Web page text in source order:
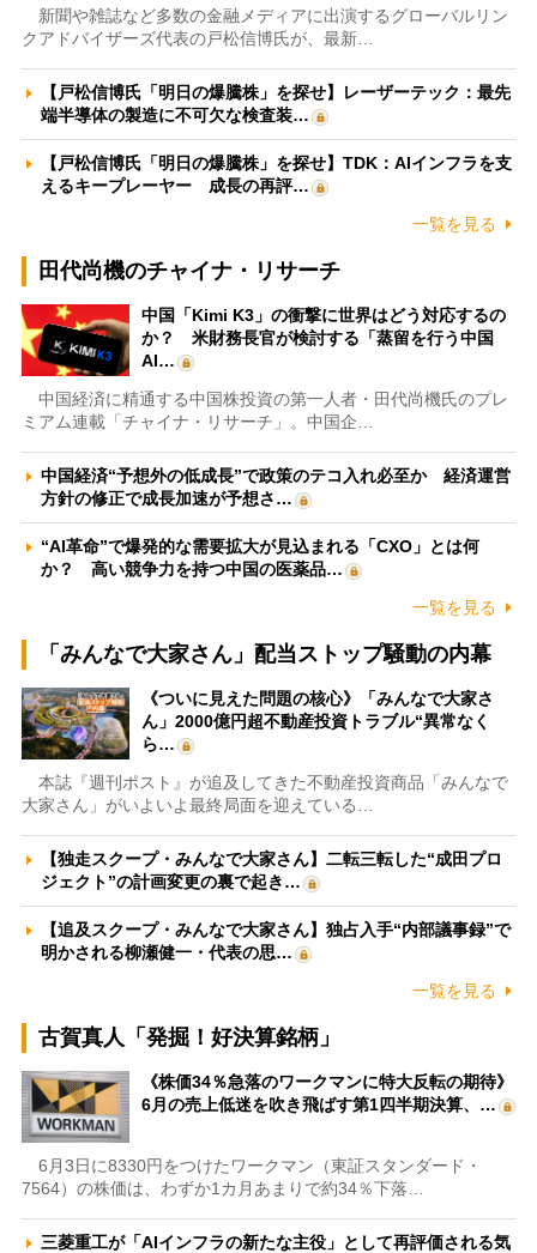
新聞や雑誌など多数の金融メディアに出演するグローバルリン
クアドバイザーズ代表の戸松信博氏が、最新…
【戸松信博氏「明日の爆騰株」を探せ】レーザーテック：最先
端半導体の製造に不可欠な検査装…
【戸松信博氏「明日の爆騰株」を探せ】TDK：AIインフラを支
えるキープレーヤー 成長の再評…
一覧を見る
田代尚機のチャイナ・リサーチ
中国「Kimi K3」の衝撃に世界はどう対応するの
か？ 米財務長官が検討する「蒸留を行う中国
AI…
中国経済に精通する中国株投資の第一人者・田代尚機氏のプレ
ミアム連載「チャイナ・リサーチ」。中国企…
中国経済“予想外の低成長”で政策のテコ入れ必至か 経済運営
方針の修正で成長加速が予想さ…
“AI革命”で爆発的な需要拡大が見込まれる「CXO」とは何
か？ 高い競争力を持つ中国の医薬品…
一覧を見る
「みんなで大家さん」配当ストップ騒動の内幕
《ついに見えた問題の核心》「みんなで大家さ
ん」2000億円超不動産投資トラブル“異常なく
ら…
本誌『週刊ポスト』が追及してきた不動産投資商品「みんなで
大家さん」がいよいよ最終局面を迎えている…
【独走スクープ・みんなで大家さん】二転三転した“成田プロ
ジェクト”の計画変更の裏で起き…
【追及スクープ・みんなで大家さん】独占入手“内部議事録”で
明かされる柳瀬健一・代表の思…
一覧を見る
古賀真人「発掘！好決算銘柄」
《株価34％急落のワークマンに特大反転の期待》
6月の売上低迷を吹き飛ばす第1四半期決算、…
6月3日に8330円をつけたワークマン（東証スタンダード・
7564）の株価は、わずか1カ月あまりで約34％下落…
三菱重工が「AIインフラの新たな主役」として再評価される気